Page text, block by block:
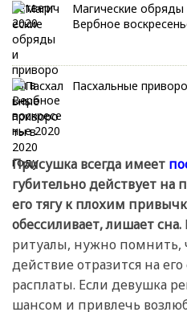
Магические
Вербное
Пасхальные
Присушка всегда имеет
губительно действует на
его тягу к плохим
обессиливает, лишает сна.
ритуалы, нужно помнить,
действие отразится на
расплаты. Если девушка
шансом и привлечь